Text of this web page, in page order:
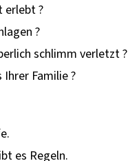
erlebt ?
?
schlimm verletzt ?
Familie ?
es Regeln.